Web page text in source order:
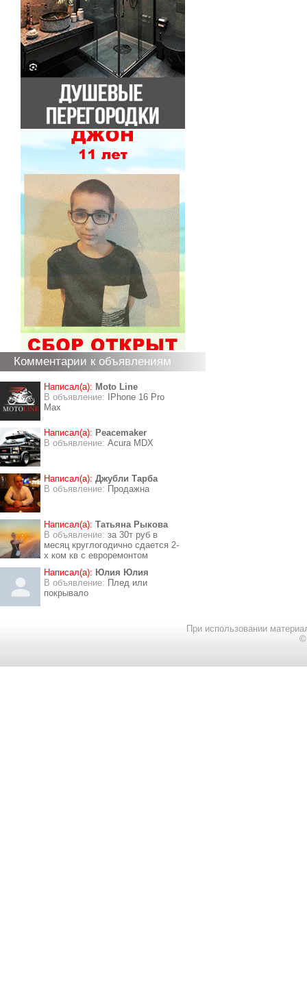
Комментарии к объявлениям
Написал(а): Moto Line
В объявление:
IPhone 16 Pro
Max
Написал(а): Peacemaker
В объявление: Acura MDX
Написал(а): Джубли Тарба
В объявление: Продажна
Написал(а): Татьяна Рыкова
В объявление: за 30т руб в
месяц круглогодично сдается 2-
х ком кв с евроремонтом
Написал(а): Юлия Юлия
В объявление: Плед или
покрывало
При использовании